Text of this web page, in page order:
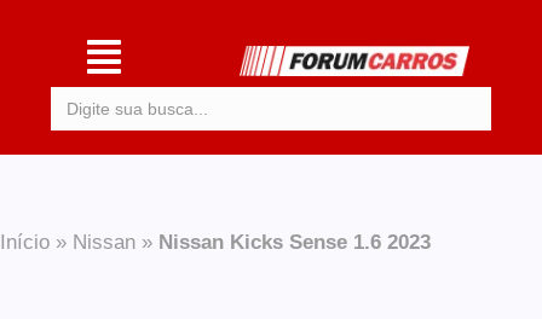
Início » Nissan » Nissan Kicks Sense 1.6 2023